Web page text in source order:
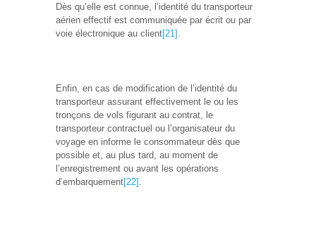
Dès qu’elle est connue, l’identité du transporteur
aérien effectif est communiquée par écrit ou par
voie électronique au client[21]
Enfin, en cas de modification de l’identité du
transporteur assurant effectivement le ou les
tronçons de vols figurant au contrat, le
transporteur contractuel ou l’organisateur du
voyage en informe le consommateur dès que
possible et, au plus tard, au moment de
l’enregistrement ou avant les opérations
d’embarquement[22]